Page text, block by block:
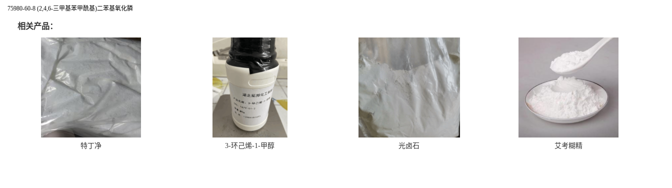
75980-60-8 (2,4,6-三甲基苯甲酰基)二苯基氧化膦
相关产品：
特丁净 3-环己烯-1-甲醇 光卤石 艾考糊精